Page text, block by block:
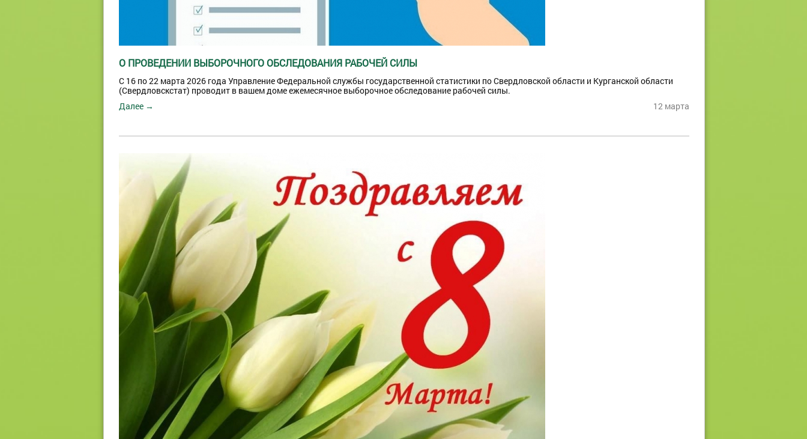
О ПРОВЕДЕНИИ ВЫБОРОЧНОГО ОБСЛЕДОВАНИЯ РАБОЧЕЙ СИЛЫ
С 16 по 22 марта 2026 года Управление Федеральной службы государственной статистики по Свердловской области и Курганской области
(Свердловскстат) проводит в вашем доме ежемесячное выборочное обследование рабочей силы.
Далее →
12 марта